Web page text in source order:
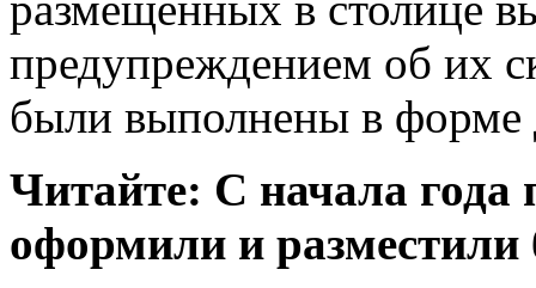
предупреждением об их
были выполнены в форме
Читайте: С начала года
оформили и разместили